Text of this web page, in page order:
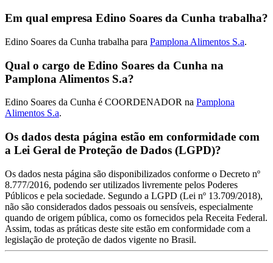
Em qual empresa Edino Soares da Cunha trabalha?
Edino Soares da Cunha trabalha para Pamplona Alimentos S.a.
Qual o cargo de Edino Soares da Cunha na
Pamplona Alimentos S.a?
Edino Soares da Cunha é COORDENADOR na Pamplona
Alimentos S.a.
Os dados desta página estão em conformidade com
a Lei Geral de Proteção de Dados (LGPD)?
Os dados nesta página são disponibilizados conforme o Decreto nº
8.777/2016, podendo ser utilizados livremente pelos Poderes
Públicos e pela sociedade. Segundo a LGPD (Lei nº 13.709/2018),
não são considerados dados pessoais ou sensíveis, especialmente
quando de origem pública, como os fornecidos pela Receita Federal.
Assim, todas as práticas deste site estão em conformidade com a
legislação de proteção de dados vigente no Brasil.